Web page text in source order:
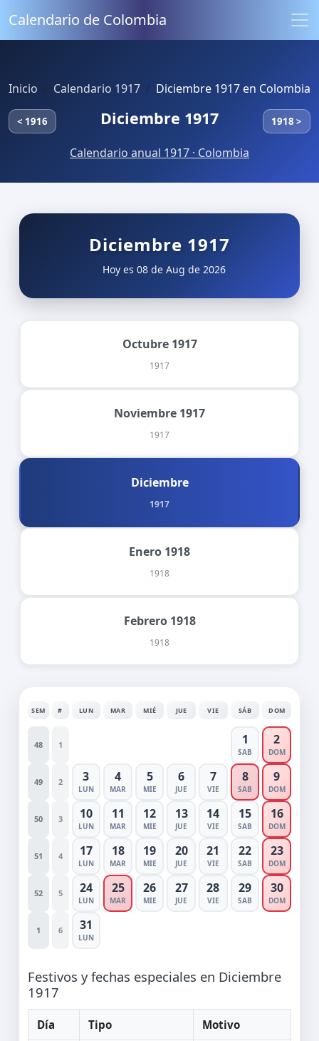
Calendario de Colombia
Inicio Calendario 1917 Diciembre 1917 en Colombia
< 1916 Diciembre 1917 1918 >
Calendario anual 1917 · Colombia
Diciembre 1917
Hoy es 08 de Aug de 2026
Octubre 1917
1917
Noviembre 1917
1917
Diciembre
1917
Enero 1918
1918
Febrero 1918
1918
SEM # LUN MAR MIÉ JUE VIE SÁB DOM
48 1 1
SAB
2
DOM
49 2 3
LUN
4
MAR
5
MIE
6
JUE
7
VIE
8
SAB
9
DOM
50 3 10
LUN
11
MAR
12
MIE
13
JUE
14
VIE
15
SAB
16
DOM
51 4 17
LUN
18
MAR
19
MIE
20
JUE
21
VIE
22
SAB
23
DOM
52 5 24
LUN
25
MAR
26
MIE
27
JUE
28
VIE
29
SAB
30
DOM
1 6 31
LUN
Festivos y fechas especiales en Diciembre
1917
Día Tipo Motivo